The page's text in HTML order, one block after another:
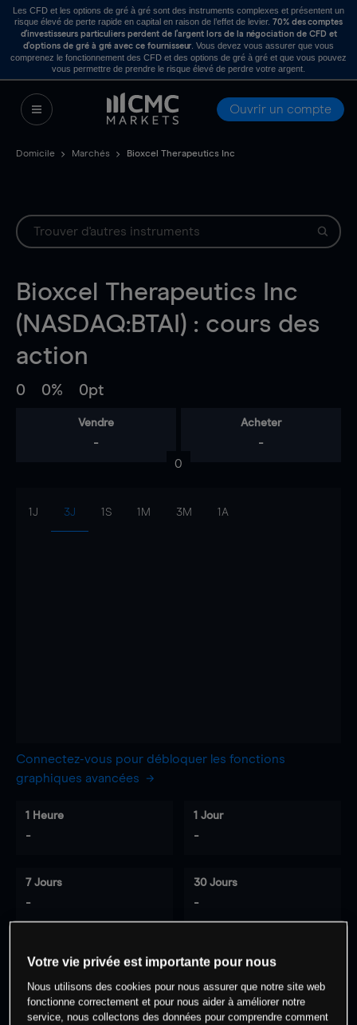
Les CFD et les options de gré à gré sont des instruments complexes et présentent un
risque élevé de perte rapide en capital en raison de l’effet de levier. 70% des comptes
d’investisseurs particuliers perdent de l’argent lors de la négociation de CFD et
d’options de gré à gré avec ce fournisseur . Vous devez vous assurer que vous
comprenez le fonctionnement des CFD et des options de gré à gré et que vous pouvez
vous permettre de prendre le risque élevé de perdre votre argent.
Ouvrir un compte
Domicile Marchés Bioxcel Therapeutics Inc
Bioxcel Therapeutics Inc
(NASDAQ:BTAI) : cours des
action
0 0% 0pt
Vendre
-
Acheter
-
0
1J 3J 1S 1M 3M 1A
Connectez-vous pour débloquer les fonctions
graphiques avancées
1 Heure
-
1 Jour
-
7 Jours
-
30 Jours
-
0 % des clients ont une position à
cet actif
Votre vie privée est importante pour nous
Nous utilisons des cookies pour nous assurer que notre site web
fonctionne correctement et pour nous aider à améliorer notre
service, nous collectons des données pour comprendre comment